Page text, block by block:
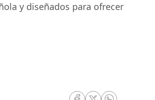
y diseñados para ofrecer